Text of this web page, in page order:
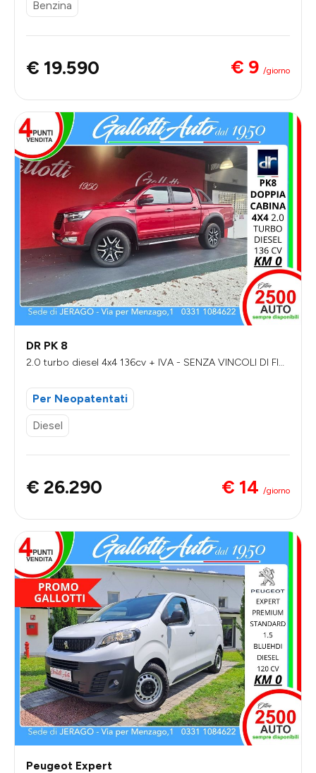
Benzina
€ 19.590 € 9 /giorno
DR PK 8
2.0 turbo diesel 4x4 136cv + IVA - SENZA VINCOLI DI FIN
Per Neopatentati
Diesel
€ 26.290 € 14 /giorno
Peugeot Expert